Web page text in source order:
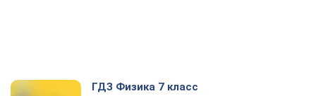
ГДЗ Физика 7 класс